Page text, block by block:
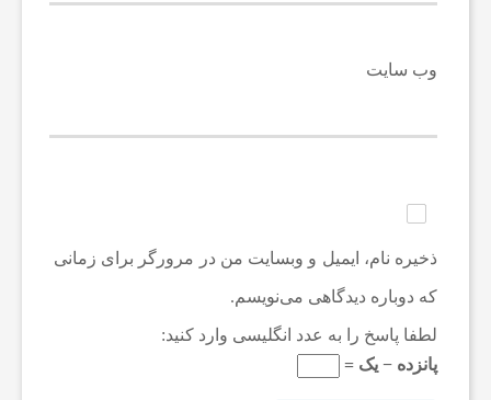
وب‌ سایت
ذخیره نام، ایمیل و وبسایت من در مرورگر برای زمانی
که دوباره دیدگاهی می‌نویسم.
لطفا پاسخ را به عدد انگلیسی وارد کنید:
پانزده − یک =